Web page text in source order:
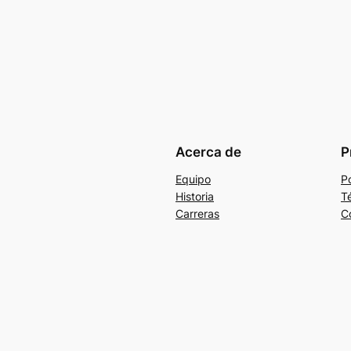
Acerca de
Equipo
Historia
Carreras